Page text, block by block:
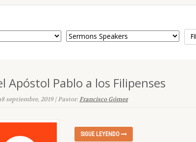
Apóstol Pablo a los Filipenses
septiembre, 2019 | Pastor:Francisco Gómez
SIGUE LEYENDO